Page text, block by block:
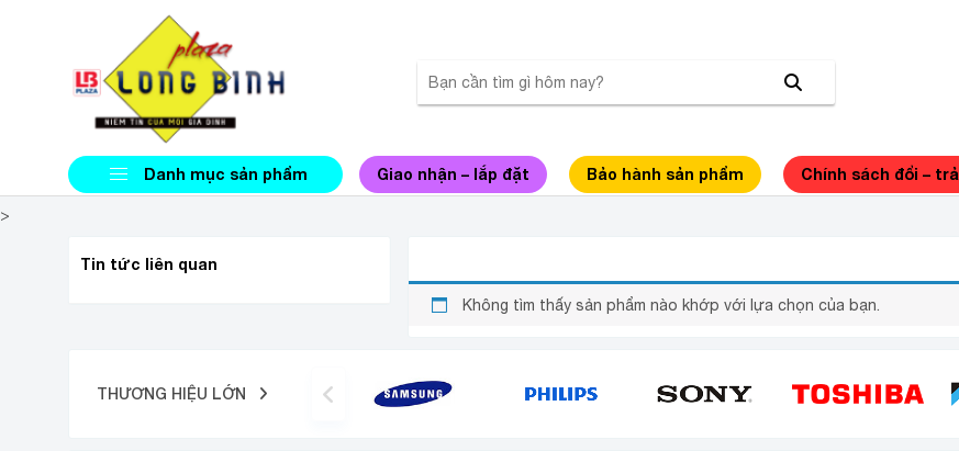
Danh mục sản phẩm Giao nhận – lắp đặt Bảo hành sản phẩm Chính sách đổi – trả
>
Không tìm thấy sản phẩm nào khớp với lựa chọn của bạn.
Tin tức liên quan
THƯƠNG HIỆU LỚN